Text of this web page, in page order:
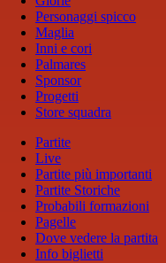
Personaggi spicco
Maglia
Inni e cori
Palmares
Sponsor
Progetti
Store squadra
Partite
Live
Partite più importanti
Partite Storiche
Probabili formazioni
Pagelle
Dove vedere la partita
Info biglietti